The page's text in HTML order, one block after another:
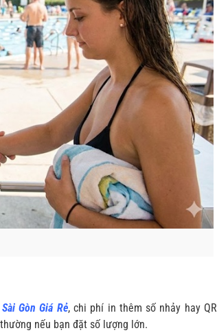
Gòn Giá Rẻ, chi phí in thêm số nhảy hay QR
nếu bạn đặt số lượng lớn.